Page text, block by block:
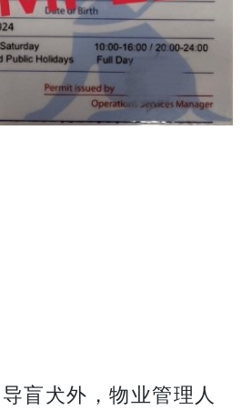
盲犬外，物业管理人